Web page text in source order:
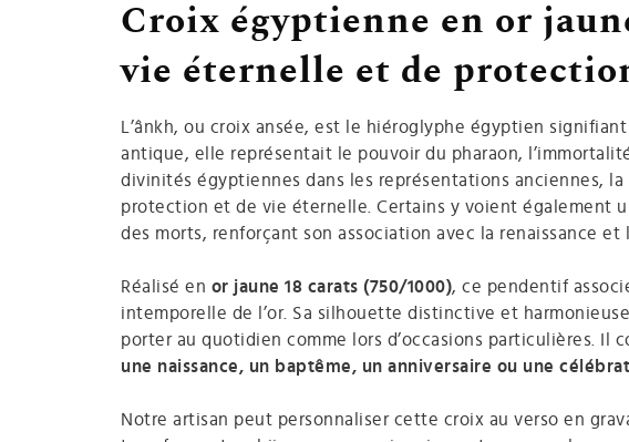
Croix égyptienne en or
vie éternelle et de
L’ânkh, ou croix ansée, est le hiéroglyphe égyptien
antique, elle représentait le pouvoir du pharaon,
divinités égyptiennes dans les représentations anciennes,
protection et de vie éternelle. Certains y voient également
des morts, renforçant son association avec la renaissance et
Réalisé en or jaune 18 carats (750/1000), ce pendentif
intemporelle de l’or. Sa silhouette distinctive et
porter au quotidien comme lors d’occasions particulières. Il
une naissance, un baptême, un anniversaire ou une
Notre artisan peut personnaliser cette croix au verso en